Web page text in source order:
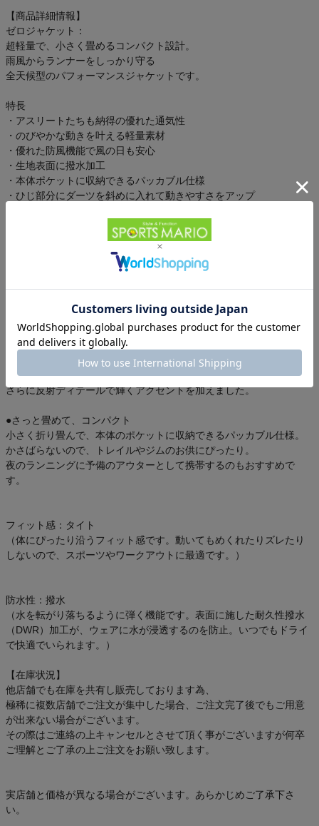
【商品詳細情報】
ゼロジャケット：
超軽量で、小さく畳めるコンパクト設計。
雨風からランナーをしっかり守る
全天候型のパフォーマンスジャケットです。
特長
・アスリートたちも納得の優れた通気性
・のびやかな動きを叶える軽量素材
・優れた防風機能で風の日も安心
・生地表面に撥水加工
・本体ポケットに収納できるパッカブル仕様
・ひじ部分にダーツを斜めに入れて動きやすさをアップ
世界トップクラスのアスリートたちの知見と
機能性とパフォーマンスに一切の妥協はありません。
●優れた防風・撥水機能
風も、雨もまるで感じさせない優れたプロテクション性能。
防風・撥水性の高い生地が悪天候から体をしっかり守ります。
さらに反射ディテールで輝くアクセントを加えました。
●さっと畳めて、コンパクト
小さく折り畳んで、本体のポケットに収納できるパッカブル仕様。
かさばらないので、トレイルやジムのお供にぴったり。
夜のランニングに予備のアウターとして携帯するのもおすすめで
す。
フィット感：タイト
（体にぴったり沿うフィット感です。動いてもめくれたりズレたり
しないので、スポーツやワークアウトに最適です。）
防水性：撥水
（水を転がり落ちるように弾く機能です。表面に施した耐久性撥水
（DWR）加工が、ウェアに水が浸透するのを防止。いつでもドライ
で快適でいられます。）
【在庫状況】
他店舗でも在庫を共有し販売しております為、
極稀に複数店舗でご注文が集中した場合、ご注文完了後でもご用意
が出来ない場合がございます。
その際はご連絡の上キャンセルとさせて頂く事がございますが何卒
ご理解とご了承の上ご注文をお願い致します。
実店舗と価格が異なる場合がございます。あらかじめご了承下さ
い。